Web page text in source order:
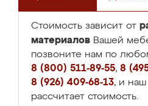
Стоимость зависит от
материалов Вашей
позвоните нам по
8 (800) 511-89-55, 8
8 (926) 409-68-13, и
рассчитает стоимость.